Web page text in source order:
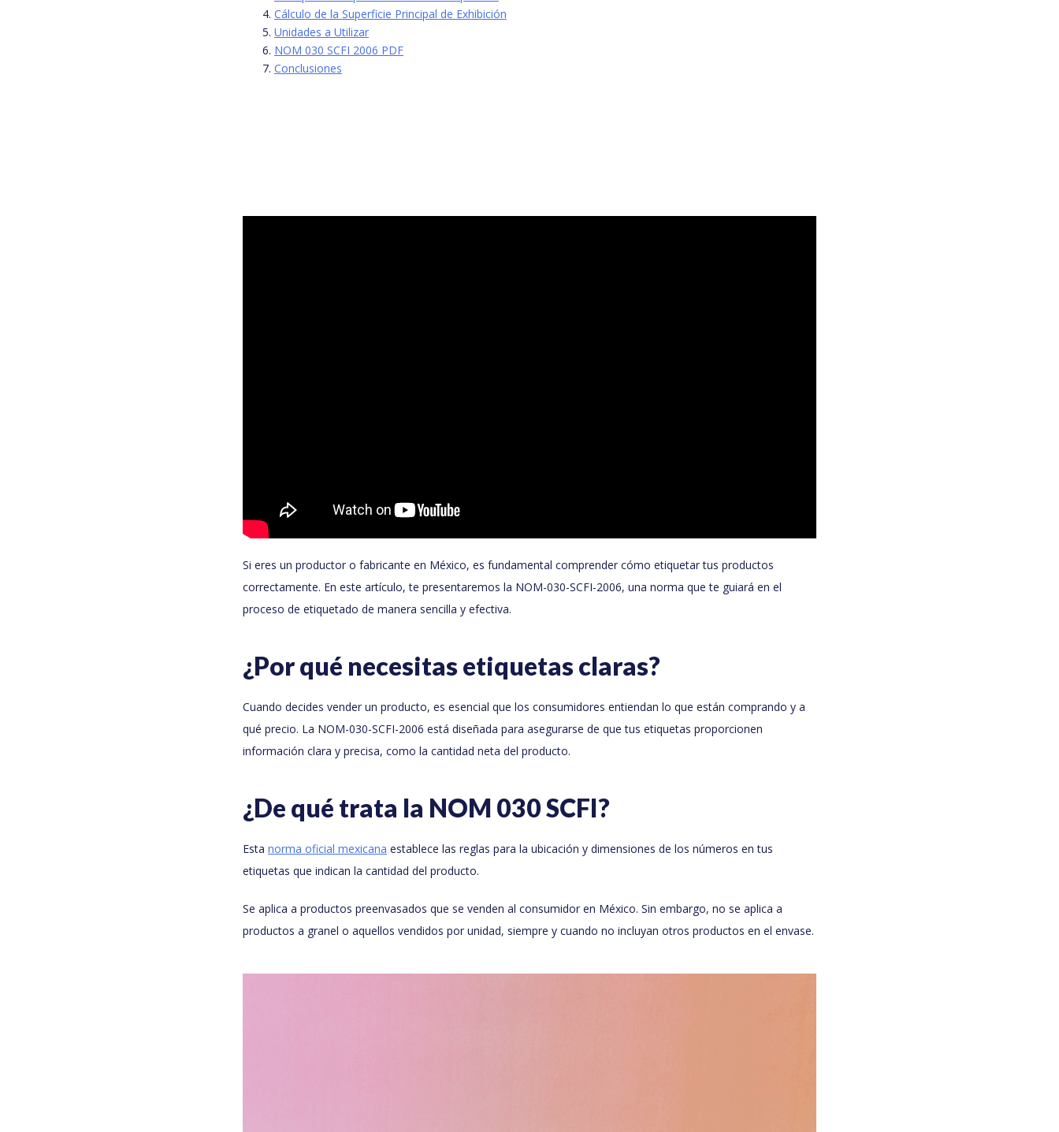
Cálculo de la Superficie Principal de Exhibición
Unidades a Utilizar
NOM 030 SCFI 2006 PDF
Conclusiones
Si eres un productor o fabricante en México, es fundamental comprender cómo etiquetar tus productos
correctamente. En este artículo, te presentaremos la NOM-030-SCFI-2006, una norma que te guiará en el
proceso de etiquetado de manera sencilla y efectiva.
¿Por qué necesitas etiquetas claras?
Cuando decides vender un producto, es esencial que los consumidores entiendan lo que están comprando y a
qué precio. La NOM-030-SCFI-2006 está diseñada para asegurarse de que tus etiquetas proporcionen
información clara y precisa, como la cantidad neta del producto.
¿De qué trata la NOM 030 SCFI?
Esta norma oficial mexicana establece las reglas para la ubicación y dimensiones de los números en tus
etiquetas que indican la cantidad del producto.
Se aplica a productos preenvasados que se venden al consumidor en México. Sin embargo, no se aplica a
productos a granel o aquellos vendidos por unidad, siempre y cuando no incluyan otros productos en el envase.